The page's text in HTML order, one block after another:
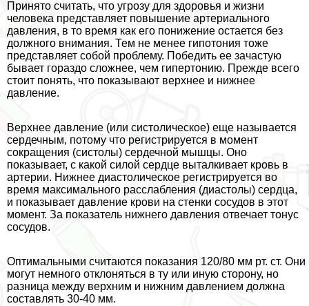
Принято считать, что угрозу для здоровья и жизни
человека представляет повышение артериального
давления, в то время как его понижение остается без
должного внимания. Тем не менее гипотония тоже
представляет собой проблему. Победить ее зачастую
бывает гораздо сложнее, чем гипертонию. Прежде всего
стоит понять, что показывают верхнее и нижнее
давление.
Верхнее давление (или систолическое) еще называется
сердечным, потому что регистрируется в момент
сокращения (систолы) сердечной мышцы. Оно
показывает, с какой силой сердце выталкивает кровь в
артерии. Нижнее диастолическое регистрируется во
время максимального расслабления (диастолы) сердца,
и показывает давление крови на стенки сосудов в этот
момент. За показатель нижнего давления отвечает тонус
сосудов.
Оптимальными считаются показания 120/80 мм рт. ст. Они
могут немного отклоняться в ту или иную сторону, но
разница между верхним и нижним давлением должна
составлять 30-40 мм.